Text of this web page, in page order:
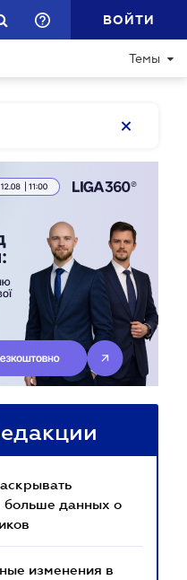
ВОЙТИ
Темы
больше данных о
изменения в